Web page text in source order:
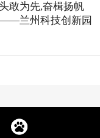
敢为先,奋楫扬帆
兰州科技创新园